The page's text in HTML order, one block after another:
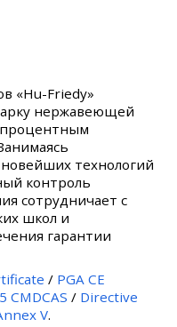
«Hu-Friedy»
нержавеющей
технологий
контроль
сотрудничает с
школ и
гарантии
/ PGA CE
CMDCAS / Directive
V.